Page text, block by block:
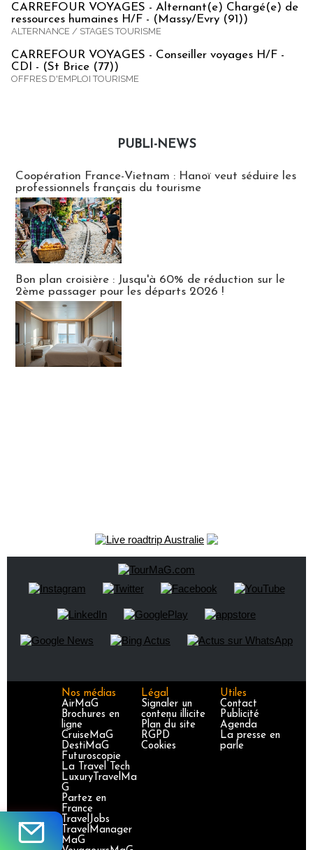
CARREFOUR VOYAGES - Alternant(e) Chargé(e) de
ressources humaines H/F - (Massy/Evry (91))
ALTERNANCE / STAGES TOURISME
CARREFOUR VOYAGES - Conseiller voyages H/F -
CDI - (St Brice (77))
OFFRES D'EMPLOI TOURISME
PUBLI-NEWS
Coopération France-Vietnam : Hanoï veut séduire les
professionnels français du tourisme
Bon plan croisière : Jusqu'à 60% de réduction sur le
2ème passager pour les départs 2026 !
Nos médias
AirMaG
Brochures en
ligne
CruiseMaG
DestiMaG
Futuroscopie
La Travel Tech
LuxuryTravelMa
G
Partez en
France
TravelJobs
TravelManager
MaG
Légal
Signaler un
contenu illicite
Plan du site
RGPD
Cookies
Utiles
Contact
Publicité
Agenda
La presse en
parle